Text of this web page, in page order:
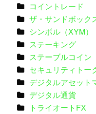
コイントレード
ザ・サンドボック
シンボル（XYM）
ステーキング
ステーブルコイン
セキュリティトー
デジタルアセット
デジタル通貨
トライオートFX